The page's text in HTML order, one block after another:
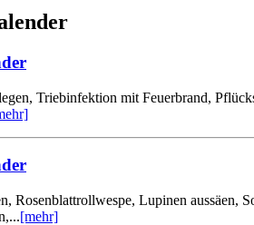
Triebinfektion mit Feuerbrand,
Rosenblattrollwespe, Lupinen aussäen,
[mehr]